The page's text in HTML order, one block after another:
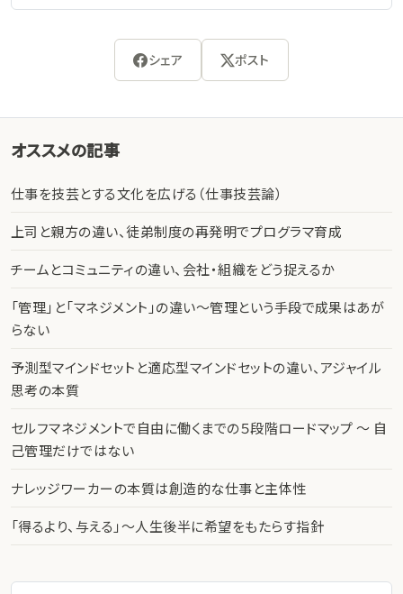
シェア ポスト
オススメの記事
仕事を技芸とする文化を広げる（仕事技芸論）
上司と親方の違い、徒弟制度の再発明でプログラマ育成
チームとコミュニティの違い、会社・組織をどう捉えるか
「管理」と「マネジメント」の違い〜管理という手段で成果はあが
らない
予測型マインドセットと適応型マインドセットの違い、アジャイル
思考の本質
セルフマネジメントで自由に働くまでの５段階ロードマップ 〜 自
己管理だけではない
ナレッジワーカーの本質は創造的な仕事と主体性
「得るより、与える」〜人生後半に希望をもたらす指針